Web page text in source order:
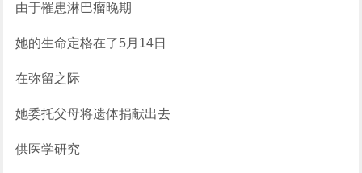
由于罹患淋巴瘤晚期
她的生命定格在了5月14日
在弥留之际
她委托父母将遗体捐献出去
供医学研究